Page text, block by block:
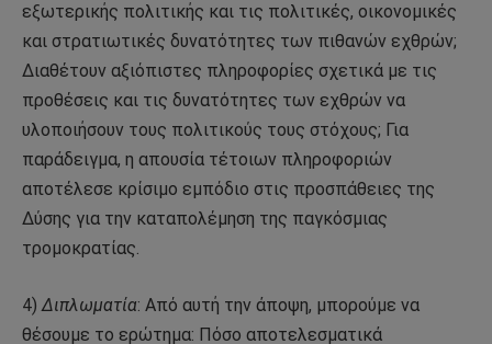
εξωτερικής πολιτικής και τις πολιτικές, οικονομικές
και στρατιωτικές δυνατότητες των πιθανών εχθρών;
Διαθέτουν αξιόπιστες πληροφορίες σχετικά με τις
προθέσεις και τις δυνατότητες των εχθρών να
υλοποιήσουν τους πολιτικούς τους στόχους; Για
παράδειγμα, η απουσία τέτοιων πληροφοριών
αποτέλεσε κρίσιμο εμπόδιο στις προσπάθειες της
Δύσης για την καταπολέμηση της παγκόσμιας
τρομοκρατίας.
4)Διπλωματία: Από αυτή την άποψη, μπορούμε να
θέσουμε το ερώτημα: Πόσο αποτελεσματικά